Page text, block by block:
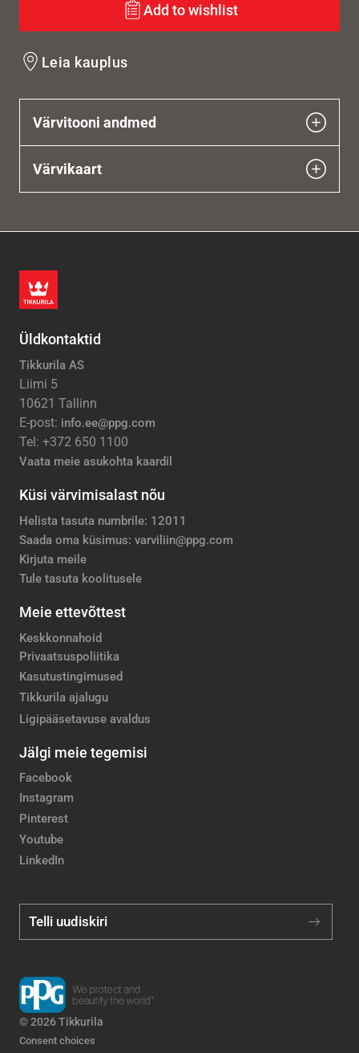
Add to wishlist
Leia kauplus
Värvitooni andmed
Värvikaart
Üldkontaktid
Tikkurila AS
Liimi 5
10621 Tallinn
E-post: info.ee@ppg.com
Tel: +372 650 1100
Vaata meie asukohta kaardil
Küsi värvimisalast nõu
Helista tasuta numbrile: 12011
Saada oma küsimus: varviliin@ppg.com
Kirjuta meile
Tule tasuta koolitusele
Meie ettevõttest
Keskkonnahoid
Privaatsuspoliitika
Kasutustingimused
Tikkurila ajalugu
Ligipääsetavuse avaldus
Jälgi meie tegemisi
Facebook
Instagram
Pinterest
Youtube
LinkedIn
Telli uudiskiri
© 2026 Tikkurila
Consent choices